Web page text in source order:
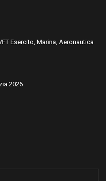
Esercito, Marina, Aeronautica
2026